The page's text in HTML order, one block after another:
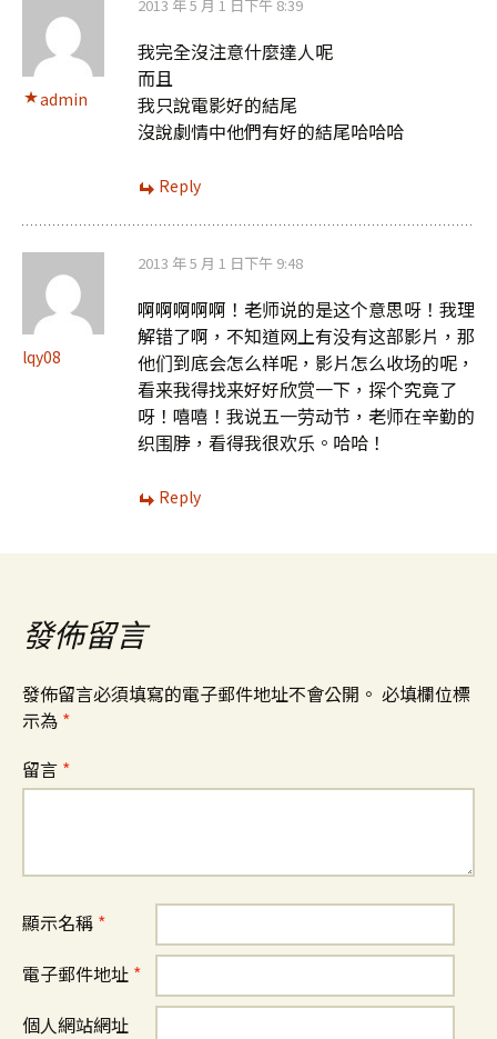
admin
2013 年 5 月 1 日下午 8:39
我完全沒注意什麼達人呢
而且
我只說電影好的結尾
沒說劇情中他們有好的結尾哈哈哈
Reply
lqy08
2013 年 5 月 1 日下午 9:48
啊啊啊啊啊！老师说的是这个意思呀！我理
解错了啊，不知道网上有没有这部影片，那
他们到底会怎么样呢，影片怎么收场的呢，
看来我得找来好好欣赏一下，探个究竟了
呀！嘻嘻！我说五一劳动节，老师在辛勤的
织围脖，看得我很欢乐。哈哈！
Reply
發佈留言
發佈留言必須填寫的電子郵件地址不會公開。 必填欄位標
示為 *
留言 *
顯示名稱 *
電子郵件地址 *
個人網站網址